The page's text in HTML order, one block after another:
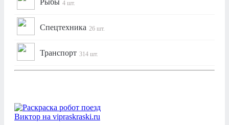
4 шт.
Спецтехника 26 шт.
Транспорт 314 шт.